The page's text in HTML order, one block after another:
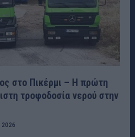
στο Πικέρμι – Η πρώτη
τροφοδοσία νερού στην
2026